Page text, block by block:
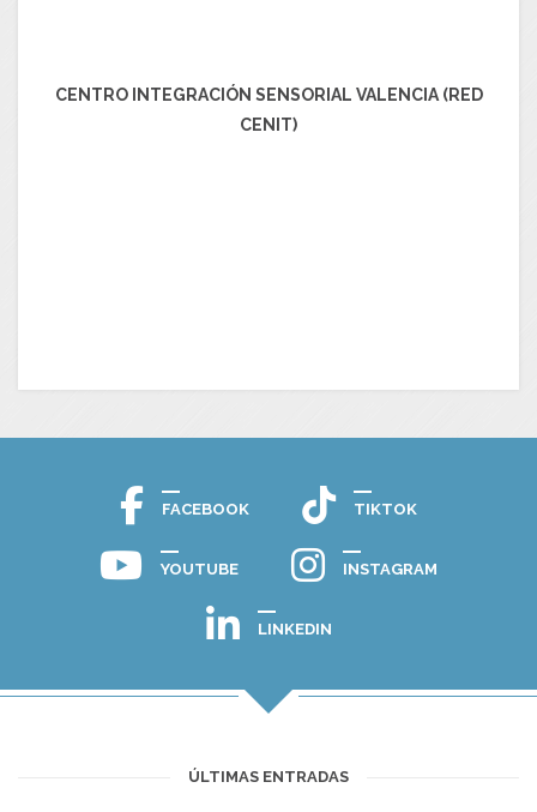
CENTRO INTEGRACIÓN SENSORIAL VALENCIA (RED
CENIT)
FACEBOOK TIKTOK
YOUTUBE INSTAGRAM
LINKEDIN
ÚLTIMAS ENTRADAS